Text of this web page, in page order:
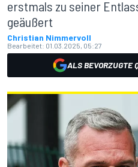
erstmals zu seiner
geäußert
Christian Nimmervoll
Bearbeitet: 01.03.2025, 05:27
ALS BEVORZUGTE